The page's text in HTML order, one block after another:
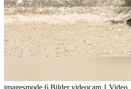
imagesmode 6 Bilder videocam 1 Video